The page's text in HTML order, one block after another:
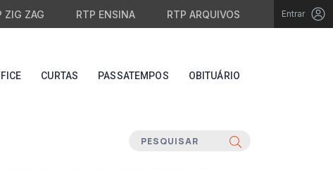
ZIG ZAG RTP ENSINA RTP ARQUIVOS Entrar
CURTAS PASSATEMPOS OBITUÁRIO